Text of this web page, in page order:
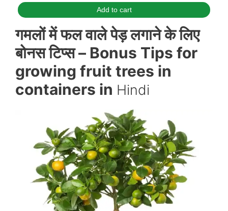
Add to cart
गमलों में फल वाले पेड़ लगाने के लिए
बोनस टिप्स – Bonus Tips for
growing fruit trees in
containers in Hindi